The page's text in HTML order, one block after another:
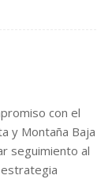
con el
y Montaña Baja
seguimiento al
estrategia